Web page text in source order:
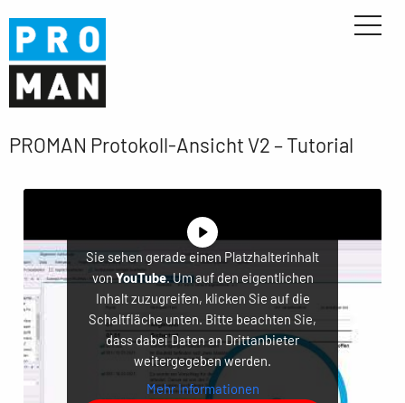
PROMAN Protokoll-Ansicht V2 – Tutorial
Sie sehen gerade einen Platzhalterinhalt
von YouTube. Um auf den eigentlichen
Inhalt zuzugreifen, klicken Sie auf die
Schaltfläche unten. Bitte beachten Sie,
dass dabei Daten an Drittanbieter
weitergegeben werden.
Mehr Informationen